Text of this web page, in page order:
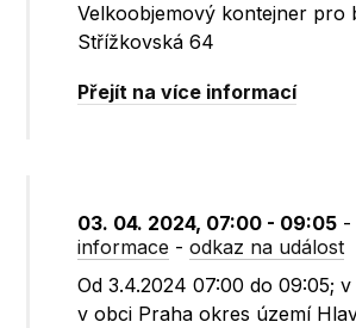
Velkoobjemový kontejner pro
Střížkovská 64
Přejít na více informací
03. 04. 2024, 07:00 - 09:05
informace -odkaz na událost
Od 3.4.2024 07:00 do 09:05;
v obci Praha okres území